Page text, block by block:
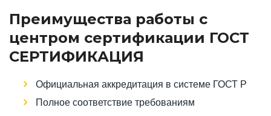
Преимущества работы с
центром сертификации ГОСТ
СЕРТИФИКАЦИЯ
Официальная аккредитация в системе ГОСТ Р
Полное соответствие требованиям